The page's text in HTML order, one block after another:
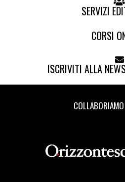
SERVIZI
CORSI
ISCRIVITI ALLA